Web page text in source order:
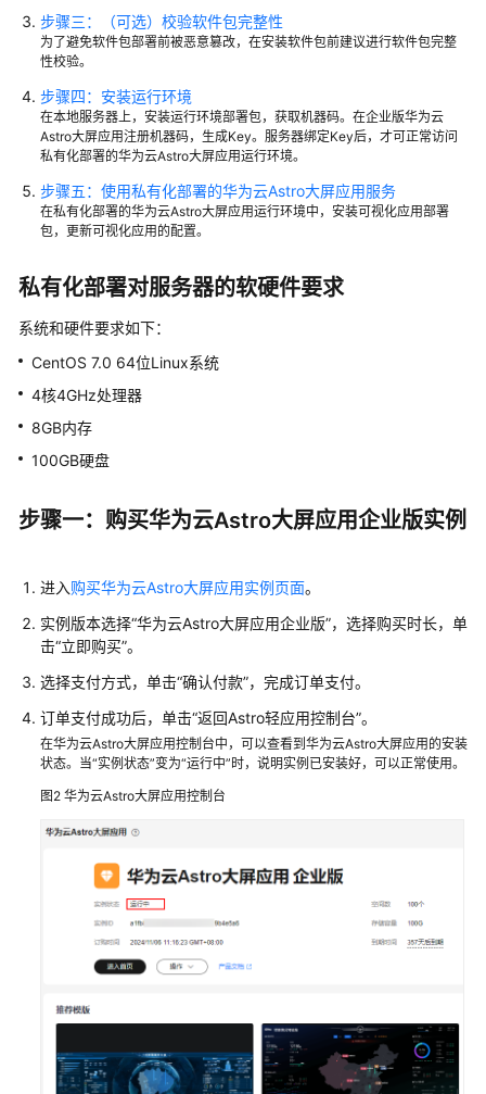
华
为
云
大
屏
应
用
实
例
创
建
工
间
目
建
页
面
发
布
及
安
装
目
页
管
理
步骤三：（可选）校验软件包完整性
为了避免软件包部署前被恶意篡改，在安装软件包前建议进行软件包完整
性校验。
步骤四：安装运行环境
在本地服务器上，安装运行环境部署包，获取机器码。在企业版华为云
Astro大屏应用注册机器码，生成Key。服务器绑定Key后，才可正常访问
私有化部署的华为云Astro大屏应用运行环境。
步骤五：使用私有化部署的华为云Astro大屏应用服务
在私有化部署的华为云Astro大屏应用运行环境中，安装可视化应用部署
包，更新可视化应用的配置。
私有化部署对服务器的软硬件要求
系统和硬件要求如下：
CentOS 7.0 64位Linux系统
4核4GHz处理器
8GB内存
100GB硬盘
步骤一：购买华为云Astro大屏应用企业版实例
进入购买华为云Astro大屏应用实例页面。
实例版本选择“华为云Astro大屏应用企业版”，选择购买时长，单
击“立即购买”。
选择支付方式，单击“确认付款”，完成订单支付。
订单支付成功后，单击“返回Astro轻应用控制台”。
在华为云Astro大屏应用控制台中，可以查看到华为云Astro大屏应用的安装
状态。当“实例状态”变为“运行中”时，说明实例已安装好，可以正常使用。
图2 华为云Astro大屏应用控制台